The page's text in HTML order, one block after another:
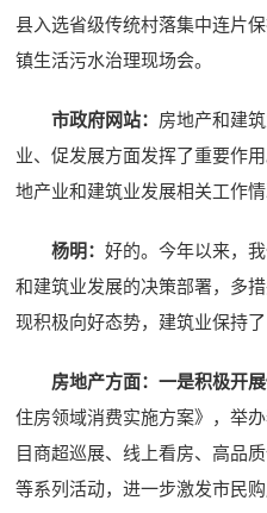
县入选省级传统村落集中连片
镇生活污水治理现场会。
市政府网站： 房地产和建
业、促发展方面发挥了重要作
地产业和建筑业发展相关工作情
杨明：好的。今年以来，
和建筑业发展的决策部署，多
现积极向好态势，建筑业保持了
房地产方面：一是积极开展
住房领域消费实施方案》，举
目商超巡展、线上看房、高品
等系列活动，进一步激发市民购